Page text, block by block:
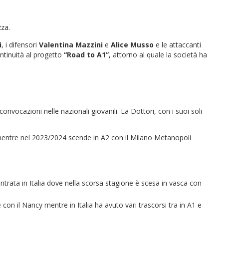
, i difensori Valentina Mazzini e Alice Musso e le attaccanti
al progetto “Road to A1”, attorno al quale la società ha
nelle nazionali giovanili. La Dottori, con i suoi soli
nel 2023/2024 scende in A2 con il Milano Metanopoli
in Italia dove nella scorsa stagione è scesa in vasca con
il Nancy mentre in Italia ha avuto vari trascorsi tra in A1 e